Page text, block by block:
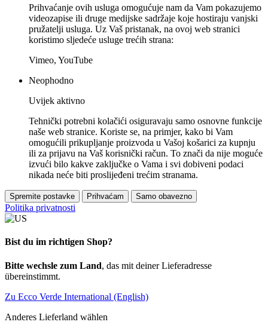
Prihvaćanje ovih usluga omogućuje nam da Vam pokazujemo
videozapise ili druge medijske sadržaje koje hostiraju vanjski
pružatelji usluga. Uz Vaš pristanak, na ovoj web stranici
koristimo sljedeće usluge trećih strana:
Vimeo, YouTube
Neophodno
Uvijek aktivno
Tehnički potrebni kolačići osiguravaju samo osnovne funkcije
naše web stranice. Koriste se, na primjer, kako bi Vam
omogućili prikupljanje proizvoda u Vašoj košarici za kupnju
ili za prijavu na Vaš korisnički račun. To znači da nije moguće
izvući bilo kakve zaključke o Vama i svi dobiveni podaci
nikada neće biti proslijeđeni trećim stranama.
Spremite postavke Prihvaćam Samo obavezno
Politika privatnosti
Bist du im richtigen Shop?
Bitte wechsle zum Land, das mit deiner Lieferadresse
übereinstimmt.
Zu Ecco Verde International (English)
Anderes Lieferland wählen